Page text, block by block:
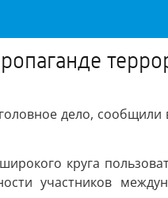
дело, сообщили
круга
участников